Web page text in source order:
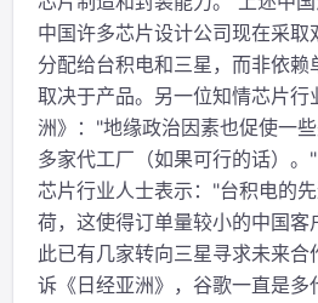
中国许多芯片设计公司现在采
分配给台积电和三星，而非依
取决于产品。另一位知情芯片行
洲》："地缘政治因素也促使一
多家代工厂（如果可行的话）
芯片行业人士表示："台积电的
荷，这使得订单量较小的中国客
此已有几家转向三星寻求未来
诉《日经亚洲》，谷歌一直是多